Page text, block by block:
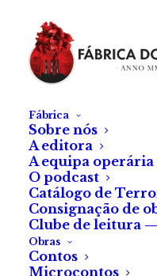
Fábrica
Sobre nós
A editora
A equipa operária
O podcast
Catálogo de
Consignação de
Clube de leitura
Obras
Contos
Microcontos